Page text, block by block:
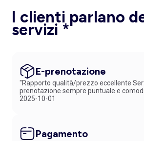
I clienti parlano
servizi *
E-prenotazione
"Rapporto qualità/prezzo eccellente
prenotazione sempre puntuale e
2025-10-01
Pagamento